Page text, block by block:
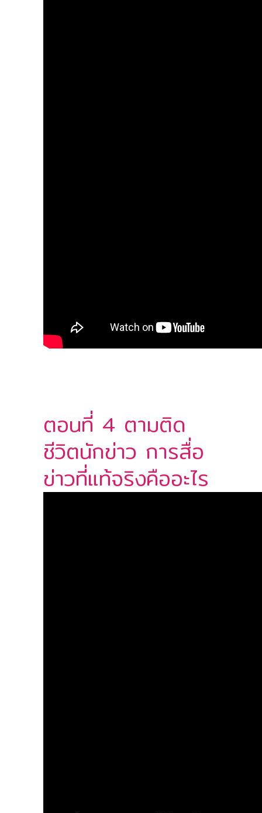
ตอนที่ 4 ตามติด
ชีวิตนักข่าว การสื่อ
ข่าวที่แท้จริงคืออะไร